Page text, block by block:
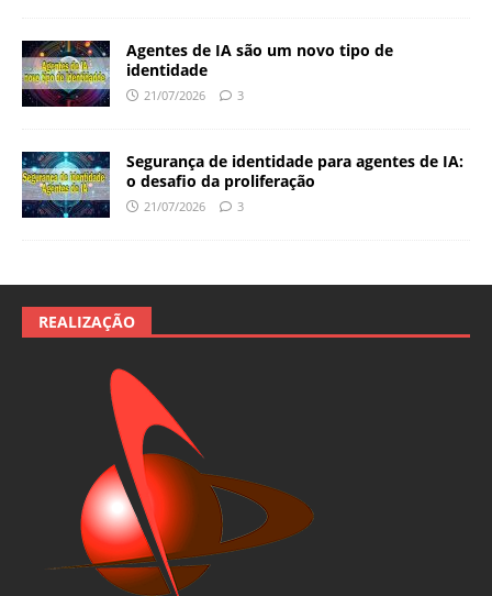
Agentes de IA são um novo tipo de
identidade
21/07/2026 3
Segurança de identidade para agentes de IA:
o desafio da proliferação
21/07/2026 3
REALIZAÇÃO